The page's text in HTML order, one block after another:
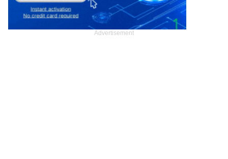
Advertisement